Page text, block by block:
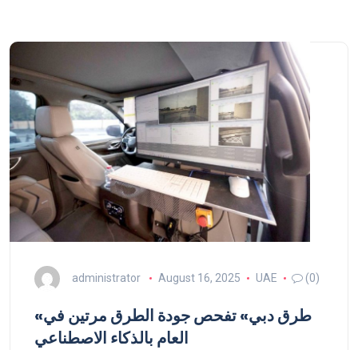
administrator August 16, 2025 UAE (0)
«طرق دبي» تفحص جودة الطرق مرتين في
العام بالذكاء الاصطناعي